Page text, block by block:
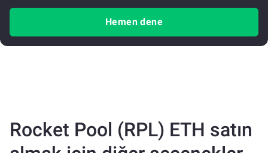
Hemen dene
Rocket Pool (RPL) ETH satın